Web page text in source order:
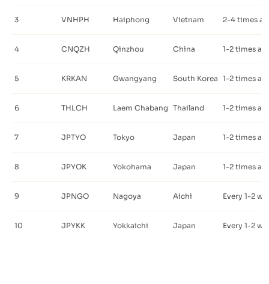
3 VNHPH Haiphong Vietnam 2-4 times a
4 CNQZH Qinzhou China 1-2 times a
5 KRKAN Gwangyang South Korea 1-2 times a
6 THLCH Laem Chabang Thailand 1-2 times a
7 JPTYO Tokyo Japan 1-2 times a
8 JPYOK Yokohama Japan 1-2 times a
9 JPNGO Nagoya Aichi Every 1-2
10 JPYKK Yokkaichi Japan Every 1-2